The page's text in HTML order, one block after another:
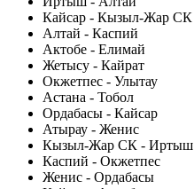
Кайсар - Кызыл-Жар СК
Алтай - Каспий
Актобе - Елимай
Жетысу - Кайрат
Окжетпес - Улытау
Астана - Тобол
Ордабасы - Кайсар
Атырау - Женис
Кызыл-Жар СК - Иртыш
Каспий - Окжетпес
Женис - Ордабасы